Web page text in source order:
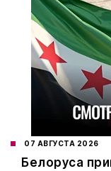
07 АВГУСТА 2026
Белоруса